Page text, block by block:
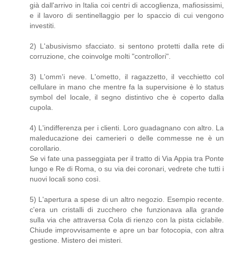
già dall'arrivo in Italia coi centri di accoglienza, mafiosissimi,
e il lavoro di sentinellaggio per lo spaccio di cui vengono
investiti.
2) L'abusivismo sfacciato. si sentono protetti dalla rete di
corruzione, che coinvolge molti "controllori".
3) L'omm'i neve. L'ometto, il ragazzetto, il vecchietto col
cellulare in mano che mentre fa la supervisione è lo status
symbol del locale, il segno distintivo che è coperto dalla
cupola.
4) L'indifferenza per i clienti. Loro guadagnano con altro. La
maleducazione dei camerieri o delle commesse ne è un
corollario.
Se vi fate una passeggiata per il tratto di Via Appia tra Ponte
lungo e Re di Roma, o su via dei coronari, vedrete che tutti i
nuovi locali sono così.
5) L'apertura a spese di un altro negozio. Esempio recente.
c'era un cristalli di zucchero che funzionava alla grande
sulla via che attraversa Cola di rienzo con la pista ciclabile.
Chiude improvvisamente e apre un bar fotocopia, con altra
gestione. Mistero dei misteri.